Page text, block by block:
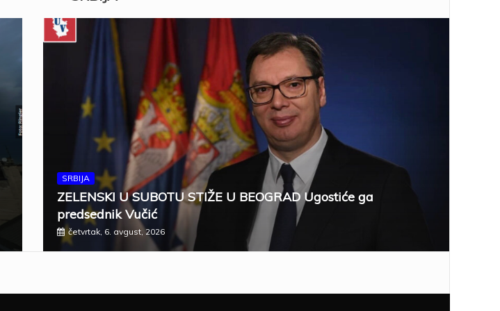
SRBIJA
ZELENSKI U SUBOTU STIŽE U BEOGRAD Ugostiće ga
predsednik Vučić
četvrtak, 6. avgust, 2026